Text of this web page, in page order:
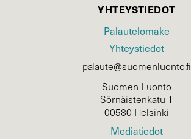
YHTEYSTIEDOT
Palautelomake
Yhteystiedot
palaute@suomenluonto.fi
Suomen Luonto
Sörnäistenkatu 1
00580 Helsinki
Mediatiedot